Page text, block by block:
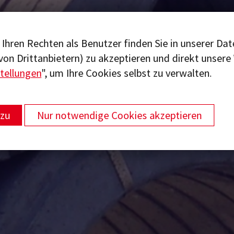
Rechten als Benutzer finden Sie in unserer
Drittanbietern) zu akzeptieren und direkt
", um Ihre Cookies selbst zu verwalten.
Nur notwendige Cookies akzeptieren